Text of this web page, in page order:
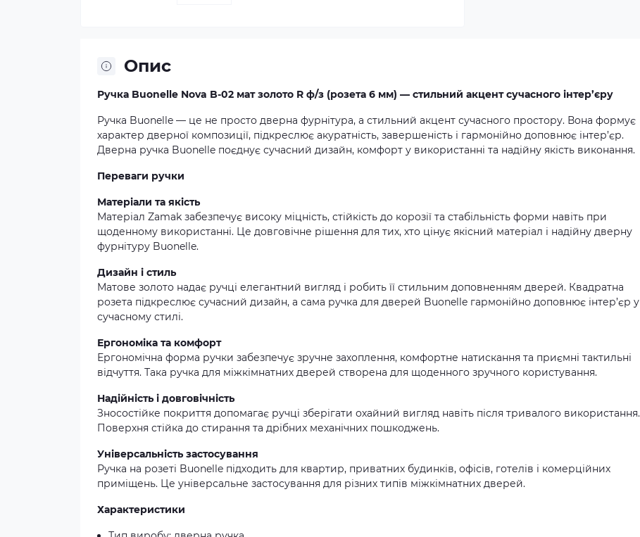
Опис
Ручка Buonelle Nova B-02 мат золото R ф/з (розета 6 мм) — стильний акцент сучасного інтер’єру
Ручка Buonelle — це не просто дверна фурнітура, а стильний акцент сучасного простору. Вона формує
характер дверної композиції, підкреслює акуратність, завершеність і гармонійно доповнює інтер’єр.
Дверна ручка Buonelle поєднує сучасний дизайн, комфорт у використанні та надійну якість виконання.
Переваги ручки
Матеріали та якість
Матеріал Zamak забезпечує високу міцність, стійкість до корозії та стабільність форми навіть при
щоденному використанні. Це довговічне рішення для тих, хто цінує якісний матеріал і надійну дверну
фурнітуру Buonelle.
Дизайн і стиль
Матове золото надає ручці елегантний вигляд і робить її стильним доповненням дверей. Квадратна
розета підкреслює сучасний дизайн, а сама ручка для дверей Buonelle гармонійно доповнює інтер’єр у
сучасному стилі.
Ергономіка та комфорт
Ергономічна форма ручки забезпечує зручне захоплення, комфортне натискання та приємні тактильні
відчуття. Така ручка для міжкімнатних дверей створена для щоденного зручного користування.
Надійність і довговічність
Зносостійке покриття допомагає ручці зберігати охайний вигляд навіть після тривалого використання.
Поверхня стійка до стирання та дрібних механічних пошкоджень.
Універсальність застосування
Ручка на розеті Buonelle підходить для квартир, приватних будинків, офісів, готелів і комерційних
приміщень. Це універсальне застосування для різних типів міжкімнатних дверей.
Характеристики